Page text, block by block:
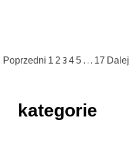
Nawigacja
wpisach
Poprzedni 1 2 3 4 5 … 17 Dalej
kategorie